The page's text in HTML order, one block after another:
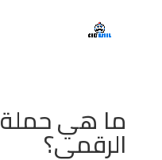
ما هي
الرقمي؟